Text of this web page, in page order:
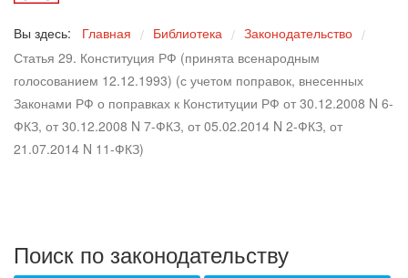
Вы здесь: Главная / Библиотека / Законодательство /
Статья 29. Конституция РФ (принята всенародным
голосованием 12.12.1993) (с учетом поправок, внесенных
Законами РФ о поправках к Конституции РФ от 30.12.2008 N 6-
ФКЗ, от 30.12.2008 N 7-ФКЗ, от 05.02.2014 N 2-ФКЗ, от
21.07.2014 N 11-ФКЗ)
Поиск по законодательству